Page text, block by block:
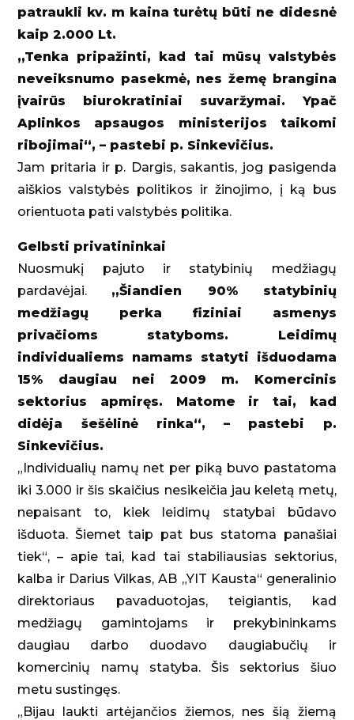
patraukli kv. m kaina turėtų būti ne didesnė
kaip 2.000 Lt.
„Tenka pripažinti, kad tai mūsų valstybės
neveiksnumo pasekmė, nes žemę brangina
įvairūs biurokratiniai suvaržymai. Ypač
Aplinkos apsaugos ministerijos taikomi
ribojimai“, – pastebi p. Sinkevičius.
Jam pritaria ir p. Dargis, sakantis, jog pasigenda
aiškios valstybės politikos ir žinojimo, į ką bus
orientuota pati valstybės politika.
Gelbsti privatininkai
Nuosmukį pajuto ir statybinių medžiagų
pardavėjai. „Šiandien 90% statybinių
medžiagų perka fiziniai asmenys
privačioms statyboms. Leidimų
individualiems namams statyti išduodama
15% daugiau nei 2009 m. Komercinis
sektorius apmiręs. Matome ir tai, kad
didėja šešėlinė rinka“, – pastebi p.
Sinkevičius.
„Individualių namų net per piką buvo pastatoma
iki 3.000 ir šis skaičius nesikeičia jau keletą metų,
nepaisant to, kiek leidimų statybai būdavo
išduota. Šiemet taip pat bus statoma panašiai
tiek“, – apie tai, kad tai stabiliausias sektorius,
kalba ir Darius Vilkas, AB „YIT Kausta“ generalinio
direktoriaus pavaduotojas, teigiantis, kad
medžiagų gamintojams ir prekybininkams
daugiau darbo duodavo daugiabučių ir
komercinių namų statyba. Šis sektorius šiuo
metu sustingęs.
„Bijau laukti artėjančios žiemos, nes šią žiemą